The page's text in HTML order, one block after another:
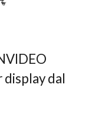
dal